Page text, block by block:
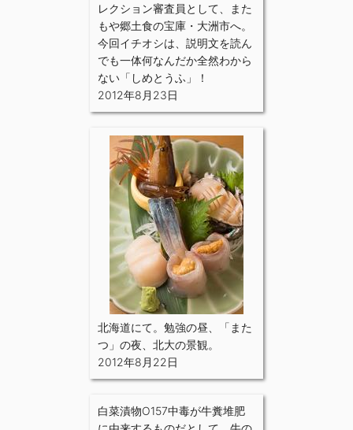
レクション審査員として、また
もや郷土食の宝庫・大洲市へ。
今回イチオシは、説明文を読ん
でも一体何なんだか全然わから
ない「しめとうふ」！
2012年8月23日
北海道にて。勉強の昼、「また
つ」の夜、北大の景観。
2012年8月22日
白菜漬物O157中毒が牛糞堆肥